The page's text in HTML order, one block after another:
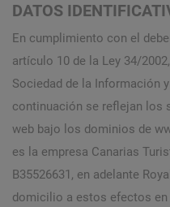
DATOS
En cumplimiento con el
artículo 10 de la Ley 34/
Sociedad de la Información
continuación se reflejan los
web bajo los dominios de
es la empresa Canarias
B35526631, en adelante
domicilio a estos efectos en